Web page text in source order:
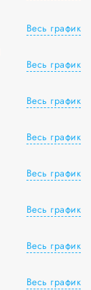
Весь график
Весь график
Весь график
Весь график
Весь график
Весь график
Весь график
Весь график